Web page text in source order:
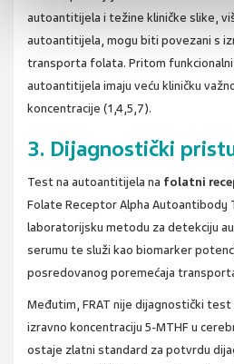
autoantitijela i težine kliničke slike,
autoantitijela, mogu biti povezani s
transporta folata. Pritom funkcionalni
autoantitijela imaju veću kliničku
koncentracije (1,4,5,7).
3. Dijagnostički
Test na autoantitijela na folatni
Folate Receptor Alpha Autoantibody
laboratorijsku metodu za detekciju
serumu te služi kao biomarker
posredovanog poremećaja
Međutim, FRAT nije dijagnostički test
izravno koncentraciju 5-MTHF u
ostaje zlatni standard za potvrdu